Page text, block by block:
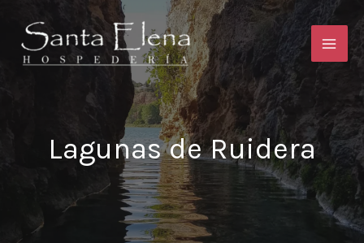
contenido
Lagunas de Ruidera